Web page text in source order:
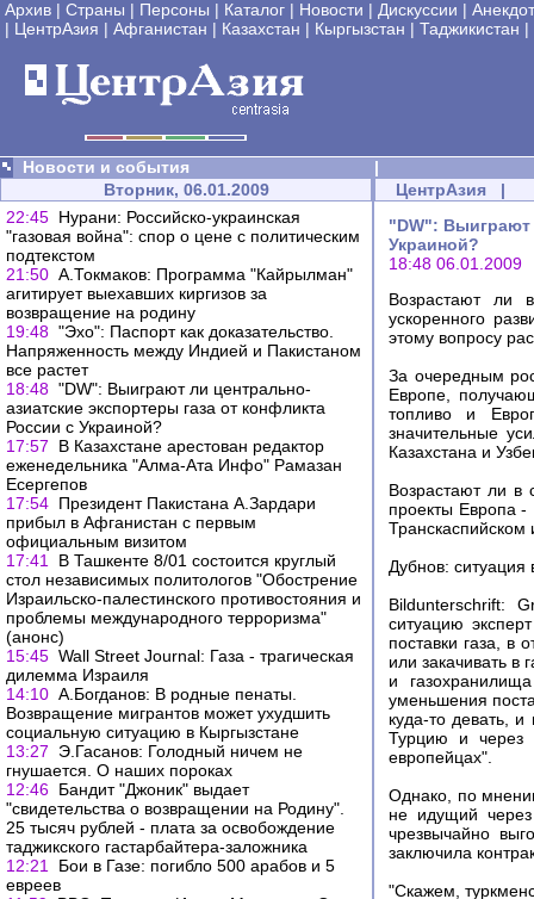
Архив | Страны | Персоны | Каталог | Новости | Дискуссии |
| ЦентрАзия | Афганистан | Казахстан | Кыргызстан | Таджикистан |
Новости и события
|
Вторник, 06.01.2009
22:45 Нурани: Российско-украинская
"газовая война": спор о цене с политическим
подтекстом
21:50 А.Токмаков: Программа "Кайрылман"
агитирует выехавших киргизов за
возвращение на родину
19:48 "Эхо": Паспорт как доказательство.
Напряженность между Индией и Пакистаном
все растет
18:48 "DW": Выиграют ли центрально-
азиатские экспортеры газа от конфликта
России с Украиной?
17:57
В Казахстане арестован редактор
еженедельника "Алма-Ата Инфо" Рамазан
Есергепов
17:54 Президент Пакистана А.Зардари
прибыл в Афганистан с первым
официальным визитом
17:41
В Ташкенте 8/01 состоится круглый
стол независимых политологов "Обострение
Израильско-палестинского противостояния и
проблемы международного терроризма"
(анонс)
15:45 Wall Street Journal: Газа - трагическая
дилемма Израиля
14:10 А.Богданов: В родные пенаты.
Возвращение мигрантов может ухудшить
социальную ситуацию в Кыргызстане
13:27
Э.Гасанов: Голодный ничем не
гнушается. О наших пороках
12:46 Бандит "Джоник" выдает
"свидетельства о возвращении на Родину".
25 тысяч рублей - плата за освобождение
таджикского гастарбайтера-заложника
12:21
Бои в Газе: погибло 500 арабов и 5
евреев
ЦентрАзия |
"DW": Выиграют
Украиной?
18:48 06.01.2009
Возрастают ли
ускоренного
этому вопросу
За очередным
Европе,
топливо и
значительные
Казахстана и
Возрастают ли в
проекты Европа -
Транскаспийском
Дубнов: ситуация
Bildunterschrift:
ситуацию
поставки газа, в
или закачивать
и
уменьшения
куда-то девать,
Турцию и через
европейцах".
Однако, по
не идущий через
чрезвычайно
заключила
"Скажем,